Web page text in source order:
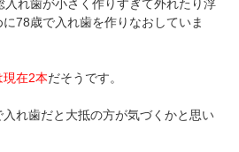
入れ歯が小さく作りすぎて外れたり浮
78歳で入れ歯を作りなおしていま
現在2本だそうです。
れ歯だと大抵の方が気づくかと思い